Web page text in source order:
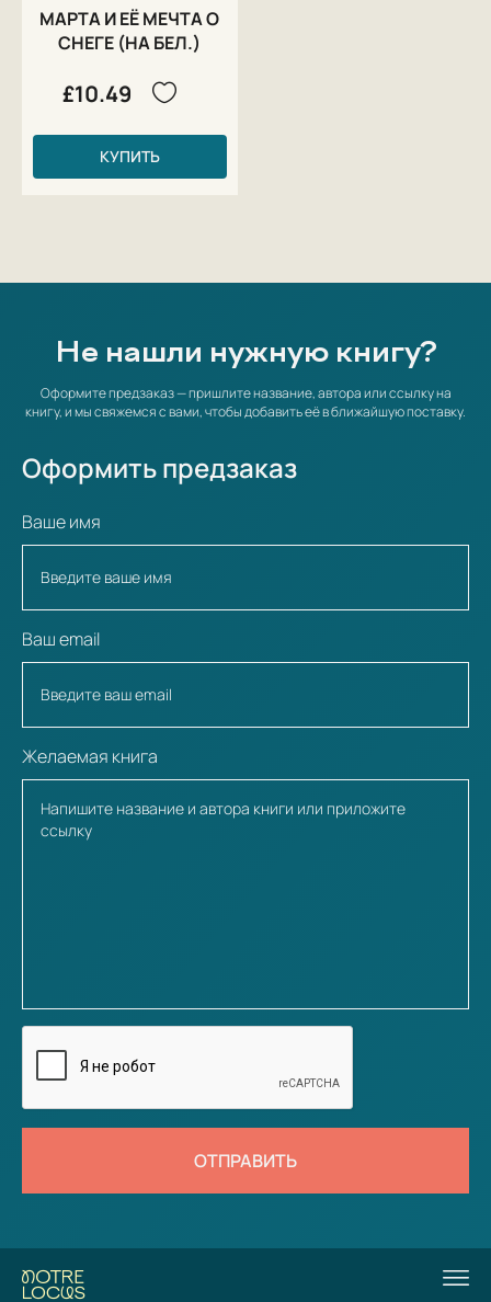
МАРТА И ЕЁ МЕЧТА О
СНЕГЕ (НА БЕЛ.)
£10.49
КУПИТЬ
Не нашли нужную книгу?
Оформите предзаказ — пришлите название, автора или ссылку на
книгу, и мы свяжемся с вами, чтобы добавить её в ближайшую поставку.
Оформить предзаказ
Ваше имя
Ваш email
Желаемая книга
ОТПРАВИТЬ